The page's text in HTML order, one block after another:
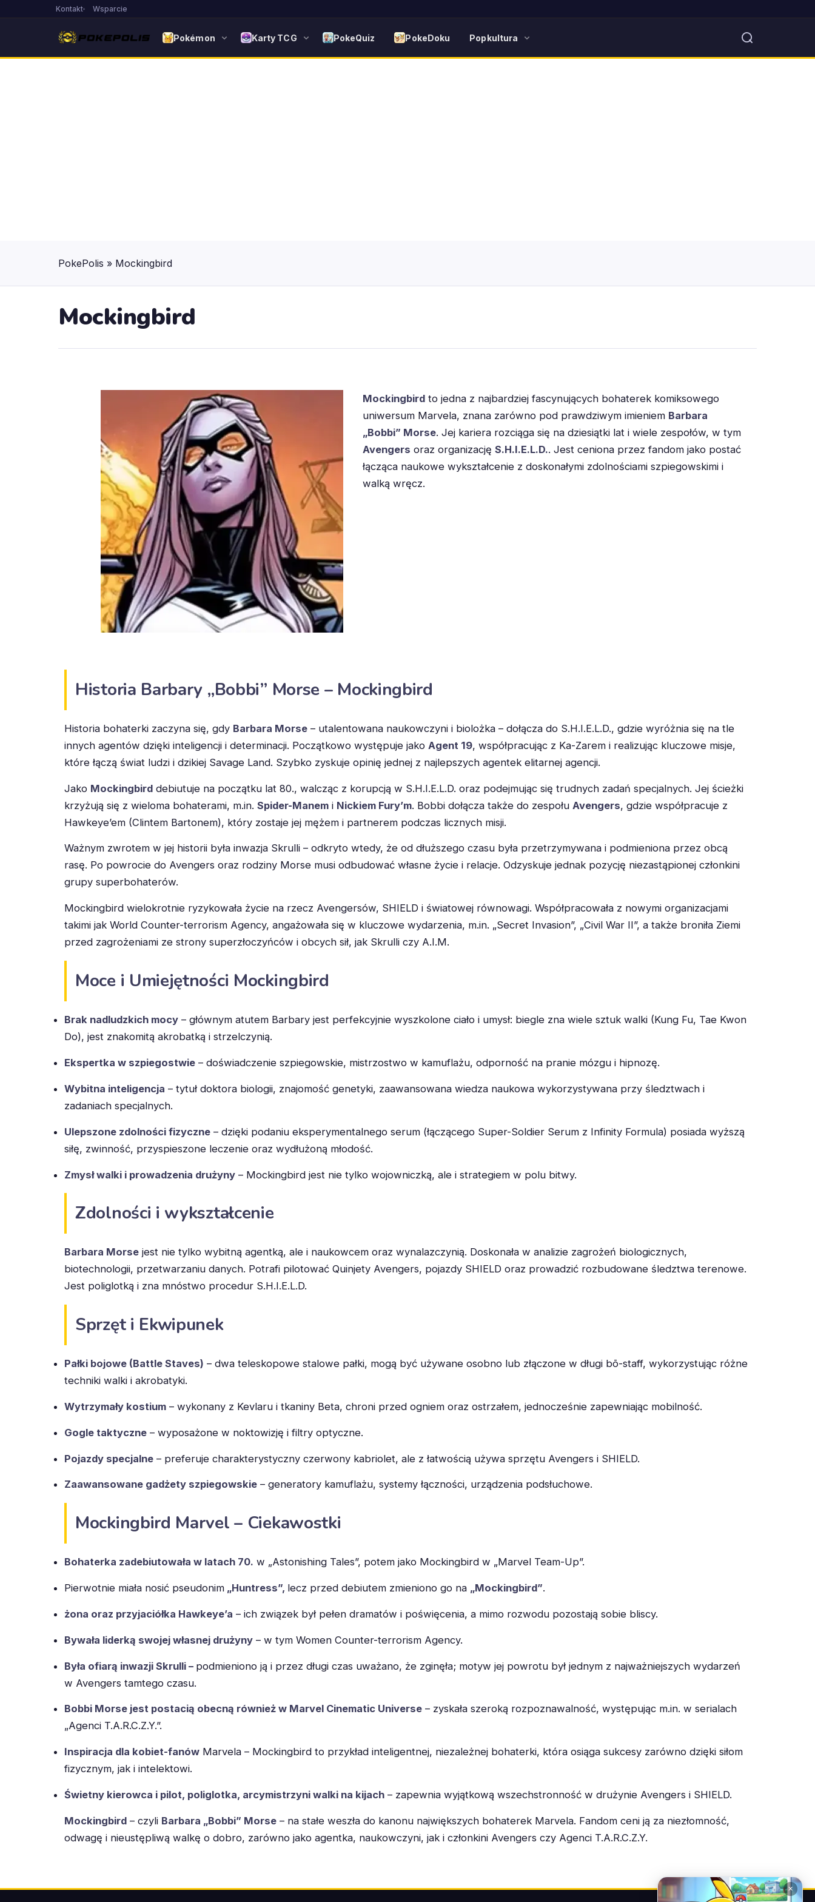
Kontakt Wsparcie
Pokémon Karty TCG PokeQuiz PokeDoku Popkultura
PokePolis » Mockingbird
Mockingbird
Mockingbirdto jedna z najbardziej fascynujących bohaterek komiksowego
uniwersum Marvela, znana zarówno pod prawdziwym imieniem Barbara
„Bobbi” Morse. Jej kariera rozciąga się na dziesiątki lat i wiele zespołów, w tym
Avengers oraz organizację S.H.I.E.L.D.. Jest ceniona przez fandom jako postać
łącząca naukowe wykształcenie z doskonałymi zdolnościami szpiegowskimi i
walką wręcz.
Historia Barbary „Bobbi” Morse – Mockingbird
Historia bohaterki zaczyna się, gdy Barbara Morse – utalentowana naukowczyni i biolożka – dołącza do S.H.I.E.L.D., gdzie wyróżnia się na tle
innych agentów dzięki inteligencji i determinacji. Początkowo występuje jako Agent 19, współpracując z Ka-Zarem i realizując kluczowe misje,
które łączą świat ludzi i dzikiej Savage Land. Szybko zyskuje opinię jednej z najlepszych agentek elitarnej agencji.
Jako Mockingbird debiutuje na początku lat 80., walcząc z korupcją w S.H.I.E.L.D. oraz podejmując się trudnych zadań specjalnych. Jej ścieżki
krzyżują się z wieloma bohaterami, m.in. Spider-Manem i Nickiem Fury’m. Bobbi dołącza także do zespołu Avengers, gdzie współpracuje z
Hawkeye’em (Clintem Bartonem), który zostaje jej mężem i partnerem podczas licznych misji.
Ważnym zwrotem w jej historii była inwazja Skrulli – odkryto wtedy, że od dłuższego czasu była przetrzymywana i podmieniona przez obcą
rasę. Po powrocie do Avengers oraz rodziny Morse musi odbudować własne życie i relacje. Odzyskuje jednak pozycję niezastąpionej członkini
grupy superbohaterów.
Mockingbird wielokrotnie ryzykowała życie na rzecz Avengersów, SHIELD i światowej równowagi. Współpracowała z nowymi organizacjami
takimi jak World Counter-terrorism Agency, angażowała się w kluczowe wydarzenia, m.in. „Secret Invasion”, „Civil War II”, a także broniła Ziemi
przed zagrożeniami ze strony superzłoczyńców i obcych sił, jak Skrulli czy A.I.M.
Moce i Umiejętności Mockingbird
Brak nadludzkich mocy – głównym atutem Barbary jest perfekcyjnie wyszkolone ciało i umysł: biegle zna wiele sztuk walki (Kung Fu, Tae Kwon
Do), jest znakomitą akrobatką i strzelczynią.
Ekspertka w szpiegostwie – doświadczenie szpiegowskie, mistrzostwo w kamuflażu, odporność na pranie mózgu i hipnozę.
Wybitna inteligencja – tytuł doktora biologii, znajomość genetyki, zaawansowana wiedza naukowa wykorzystywana przy śledztwach i
zadaniach specjalnych.
Ulepszone zdolności fizyczne – dzięki podaniu eksperymentalnego serum (łączącego Super-Soldier Serum z Infinity Formula) posiada wyższą
siłę, zwinność, przyspieszone leczenie oraz wydłużoną młodość.
Zmysł walki i prowadzenia drużyny – Mockingbird jest nie tylko wojowniczką, ale i strategiem w polu bitwy.
Zdolności i wykształcenie
Barbara Morse jest nie tylko wybitną agentką, ale i naukowcem oraz wynalazczynią. Doskonała w analizie zagrożeń biologicznych,
biotechnologii, przetwarzaniu danych. Potrafi pilotować Quinjety Avengers, pojazdy SHIELD oraz prowadzić rozbudowane śledztwa terenowe.
Jest poliglotką i zna mnóstwo procedur S.H.I.E.L.D.
Sprzęt i Ekwipunek
Pałki bojowe (Battle Staves) – dwa teleskopowe stalowe pałki, mogą być używane osobno lub złączone w długi bō-staff, wykorzystując różne
techniki walki i akrobatyki.
Wytrzymały kostium – wykonany z Kevlaru i tkaniny Beta, chroni przed ogniem oraz ostrzałem, jednocześnie zapewniając mobilność.
Gogle taktyczne – wyposażone w noktowizję i filtry optyczne.
Pojazdy specjalne – preferuje charakterystyczny czerwony kabriolet, ale z łatwością używa sprzętu Avengers i SHIELD.
Zaawansowane gadżety szpiegowskie – generatory kamuflażu, systemy łączności, urządzenia podsłuchowe.
Mockingbird Marvel – Ciekawostki
Bohaterka zadebiutowała w latach 70. w „Astonishing Tales”, potem jako Mockingbird w „Marvel Team-Up”.
Pierwotnie miała nosić pseudonim „Huntress”, lecz przed debiutem zmieniono go na „Mockingbird”.
żona oraz przyjaciółka Hawkeye’a – ich związek był pełen dramatów i poświęcenia, a mimo rozwodu pozostają sobie bliscy.
Bywała liderką swojej własnej drużyny – w tym Women Counter-terrorism Agency.
Była ofiarą inwazji Skrulli – podmieniono ją i przez długi czas uważano, że zginęła; motyw jej powrotu był jednym z najważniejszych wydarzeń
w Avengers tamtego czasu.
Bobbi Morse jest postacią obecną również w Marvel Cinematic Universe – zyskała szeroką rozpoznawalność, występując m.in. w serialach
„Agenci T.A.R.C.Z.Y.”.
Inspiracja dla kobiet-fanów Marvela – Mockingbird to przykład inteligentnej, niezależnej bohaterki, która osiąga sukcesy zarówno dzięki siłom
fizycznym, jak i intelektowi.
Świetny kierowca i pilot, poliglotka, arcymistrzyni walki na kijach – zapewnia wyjątkową wszechstronność w drużynie Avengers i SHIELD.
Mockingbird – czyli Barbara „Bobbi” Morse – na stałe weszła do kanonu największych bohaterek Marvela. Fandom ceni ją za niezłomność,
odwagę i nieustępliwą walkę o dobro, zarówno jako agentka, naukowczyni, jak i członkini Avengers czy Agenci T.A.R.C.Z.Y.
✕